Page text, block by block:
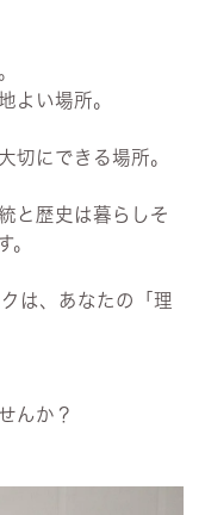
よい場所。
切にできる場所。
と歴史は暮らしそ
。
は、あなたの「理
んか？